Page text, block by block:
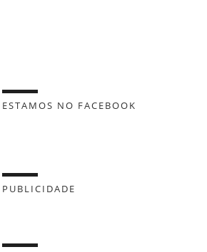
ESTAMOS NO FACEBOOK
PUBLICIDADE